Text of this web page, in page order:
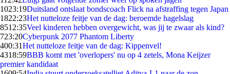
1023:19Duitsland ontslaat bondscoach Flick na afstraffing tegen Japan
1822:23Het nutteloze feitje van de dag: beroemde hagelslag
8512:35Veel kinderen hebben overgewicht, was jij te zwaar als kind?
723:20Cyberpunk 2077 Phantom Liberty
400:31Het nutteloze feitje van de dag: Kippenvel!
4318:59BBB komt met 'overlopers' nu op 4 zetels, Mona Keijzer
premier kandidaat